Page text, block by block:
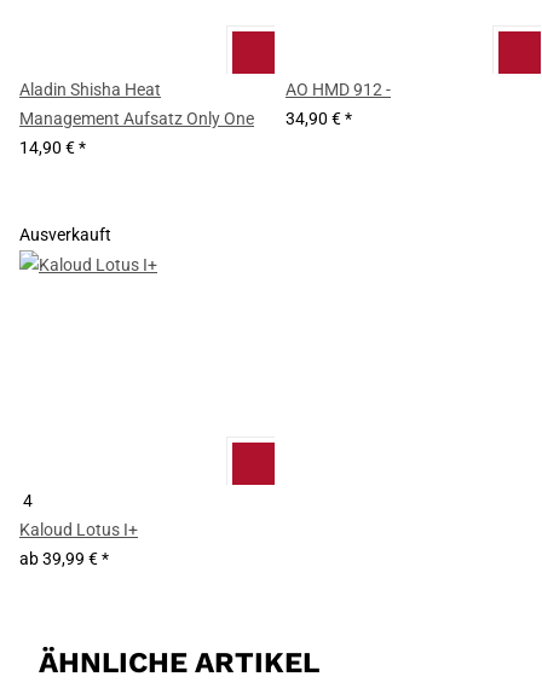
Aladin Shisha Heat
Management Aufsatz Only One
14,90 €*
AO HMD 912 -
34,90 €*
Ausverkauft
4
Kaloud Lotus I+
ab39,99 €*
ÄHNLICHE ARTIKEL